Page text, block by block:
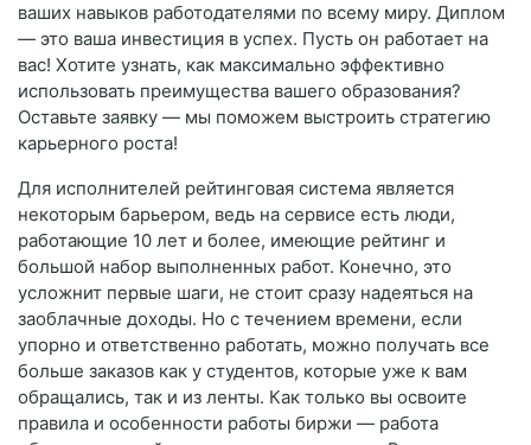
ваших навыков работодателями по всему миру. Диплом
— это ваша инвестиция в успех. Пусть он работает на
вас! Хотите узнать, как максимально эффективно
использовать преимущества вашего образования?
Оставьте заявку — мы поможем выстроить стратегию
карьерного роста!
Для исполнителей рейтинговая система является
некоторым барьером, ведь на сервисе есть люди,
работающие 10 лет и более, имеющие рейтинг и
большой набор выполненных работ. Конечно, это
усложнит первые шаги, не стоит сразу надеяться на
заоблачные доходы. Но с течением времени, если
упорно и ответственно работать, можно получать все
больше заказов как у студентов, которые уже к вам
обращались, так и из ленты. Как только вы освоите
правила и особенности работы биржи — работа